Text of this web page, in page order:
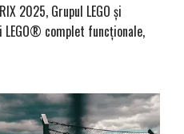
2025, Grupul LEGO și
complet funcționale,